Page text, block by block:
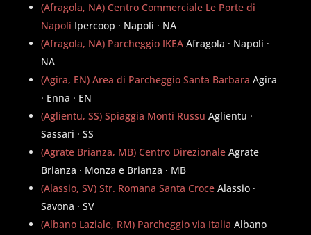
(Afragola, NA) Centro Commerciale Le Porte di
Napoli Ipercoop · Napoli · NA
(Afragola, NA) Parcheggio IKEA Afragola · Napoli ·
NA
(Agira, EN) Area di Parcheggio Santa Barbara Agira
· Enna · EN
(Aglientu, SS) Spiaggia Monti Russu Aglientu ·
Sassari · SS
(Agrate Brianza, MB) Centro Direzionale Agrate
Brianza · Monza e Brianza · MB
(Alassio, SV) Str. Romana Santa Croce Alassio ·
Savona · SV
(Albano Laziale, RM) Parcheggio via Italia Albano